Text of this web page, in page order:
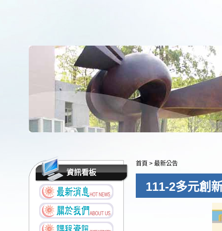
資訊看板
首頁 > 最新公告
111-2多元創